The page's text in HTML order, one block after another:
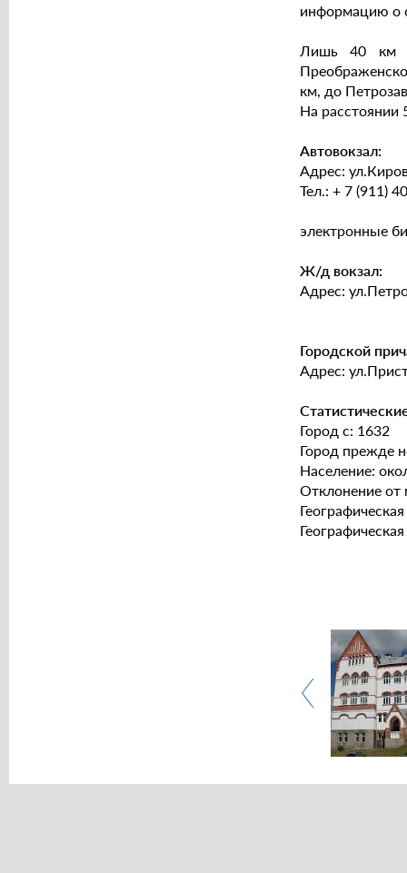
информацию о
Лишь 40 км
км, до
На
Автовокзал:
Адрес:
Тел.: + 7 (911)
электронные
Ж/д вокзал:
Адрес:
Городской
Адрес:
Город с: 1632
Город прежде
Население:
Отклонение от